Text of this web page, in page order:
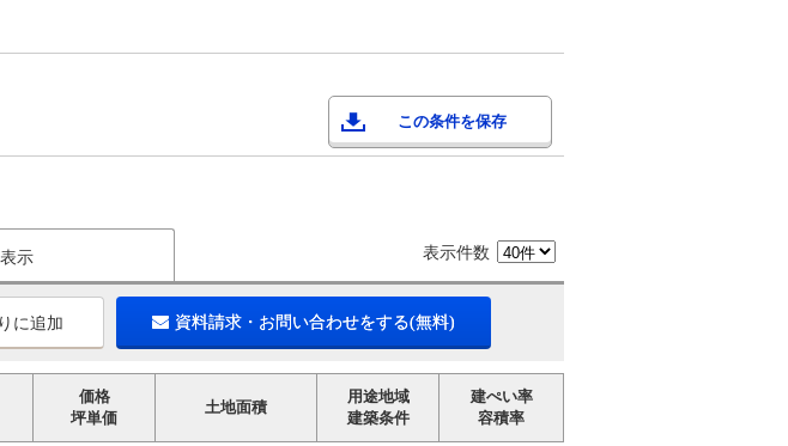
この条件を保存
示 表示件数
に追加 資料請求・お問い合わせをする(無料)
価格
坪単価
土地面積
用途地域
建築条件
建ぺい率
容積率